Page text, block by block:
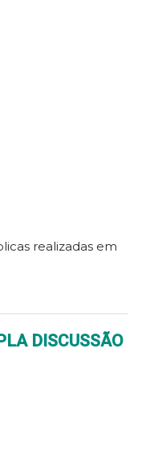
realizadas em
DISCUSSÃO